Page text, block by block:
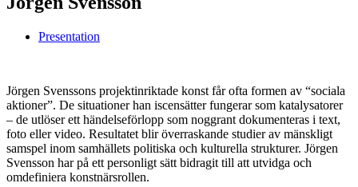
Presentation
Jörgen Svenssons projektinriktade konst får ofta formen av “sociala
aktioner”. De situationer han iscensätter fungerar som katalysatorer
– de utlöser ett händelseförlopp som noggrant dokumenteras i text,
foto eller video. Resultatet blir överraskande studier av mänskligt
samspel inom samhällets politiska och kulturella strukturer. Jörgen
Svensson har på ett personligt sätt bidragit till att utvidga och
omdefiniera konstnärsrollen.